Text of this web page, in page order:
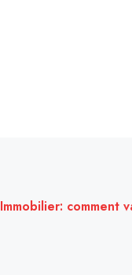
Immobilier: comment